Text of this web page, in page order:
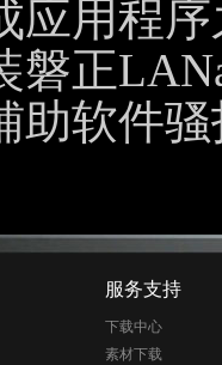
应用程
磐正
助软件
服务支持
下载中心
素材下载